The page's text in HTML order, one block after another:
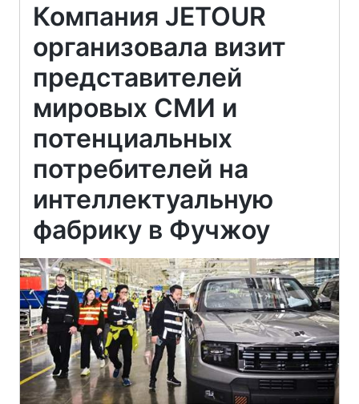
Компания JETOUR
организовала визит
представителей
мировых СМИ и
потенциальных
потребителей на
интеллектуальную
фабрику в Фучжоу